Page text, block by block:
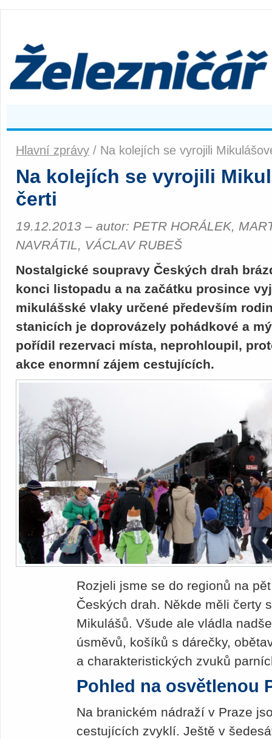
Hlavní zprávy / Na kolejích se vyrojili
Na kolejích se vyrojili
čerti
19.12.2013 – autor: PETR HORÁLEK,
NAVRÁTIL, VÁCLAV RUBEŠ
Nostalgické soupravy Českých drah
konci listopadu a na začátku prosince
mikulášské vlaky určené především
stanicích je doprovázely pohádkové a
pořídil rezervaci místa, neprohloupil,
akce enormní zájem cestujících.
Rozjeli jsme se do regionů na
Českých drah. Někde měli čerty
Mikulášů. Všude ale vládla
úsměvů, košíků s dárečky,
a charakteristických zvuků
Pohled na osvětlenou
Na branickém nádraží v Praze
cestujících zvyklí. Ještě v